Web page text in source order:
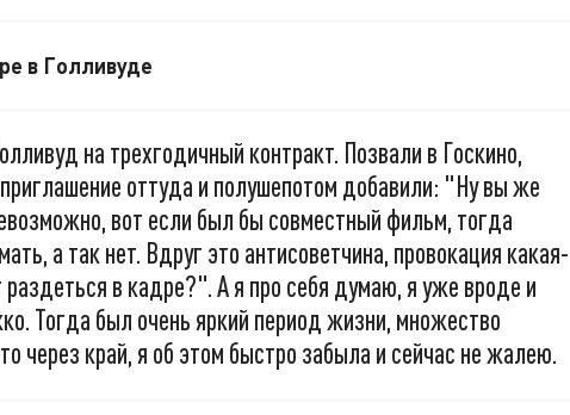
в Голливуде
на трехгодичный контракт. Позвали в Госкино,
оттуда и полушепотом добавили: "Ну вы же
вот если был бы совместный фильм, тогда
а так нет. Вдруг это антисоветчина, провокация какая-
раздеться в кадре?". А я про себя думаю, я уже вроде и
Тогда был очень яркий период жизни, множество
через край, я об этом быстро забыла и сейчас не жалею.